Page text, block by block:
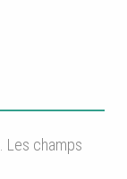
Les champs